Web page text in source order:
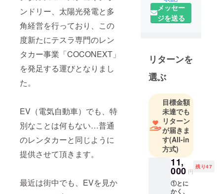
ンドリー、太陽光発電と多
角経営を行っており、この
度新たにテスラ専門のレン
タカー事業「COCONEXT」
を発足する運びとなりまし
た。
EV（電気自動車）でも、特
別なことは何もない…普通
のレンタカーと同じように
提供させて頂きます。
最近は街中でも、EVを見か
事業に挑戦
しました。
て再生エネ
ルギーに興
味を持ち太
を建設し、
現在5基の発
電所が稼働
中です。
また、家業
の井戸を利
用した、再
生エネル
ギーであ
メッセー
ジを送る
リターンを
選ぶ
目標金額
未達でも
リターン
が届きま
す(All-in
方式)
11,
000 円
残り47
①とに
かく、